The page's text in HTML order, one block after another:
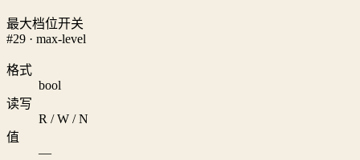
最大档位开关
#29 · max-level
格式
bool
读写
R / W / N
值
—